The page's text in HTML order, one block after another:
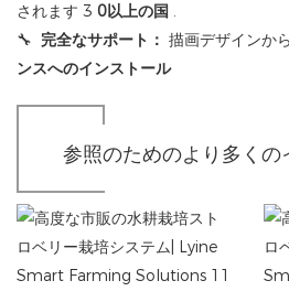
されます 3 0以上の国 .
🔧 完全なサポート： 描画デザインから
ンスへのインストール
参照のためのより多く